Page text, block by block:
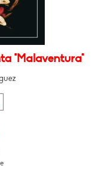
"Malaventura"